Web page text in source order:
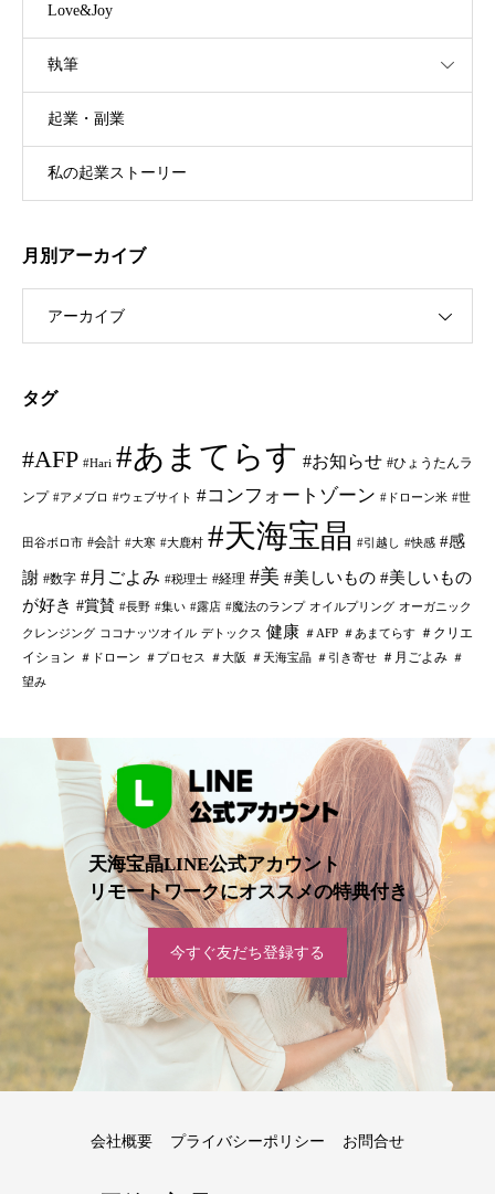
Love&Joy
執筆
起業・副業
私の起業ストーリー
月別アーカイブ
アーカイブ
タグ
#AFP #Hari #あまてらす #お知らせ #ひょうたんラ
ンプ #アメブロ #ウェブサイト #コンフォートゾーン #ドローン米 #世
田谷ボロ市 #会計 #大寒 #大鹿村 #天海宝晶 #引越し #快感 #感
謝 #数字 #月ごよみ #税理士 #経理 #美 #美しいもの #美しいもの
が好き #賞賛 #長野 #集い #露店 #魔法のランプ オイルプリング オーガニック
クレンジング ココナッツオイル デトックス 健康 ＃AFP ＃あまてらす
＃クリエ
イション
＃ドローン ＃プロセス ＃大阪 ＃天海宝晶 ＃引き寄せ ＃月ごよみ ＃
望み
天海宝晶LINE公式アカウント
リモートワークにオススメの特典付き
今すぐ友だち登録する
会社概要 プライバシーポリシー お問合せ